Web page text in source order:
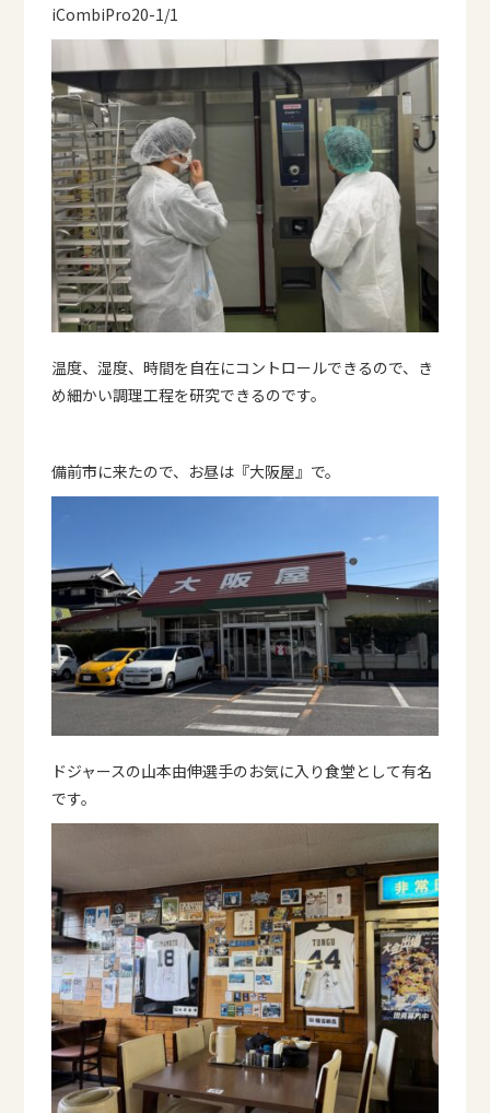
iCombiPro20-1/1
温度、湿度、時間を自在にコントロールできるので、き
め細かい調理工程を研究できるのです。
備前市に来たので、お昼は『大阪屋』で。
ドジャースの山本由伸選手のお気に入り食堂として有名
です。